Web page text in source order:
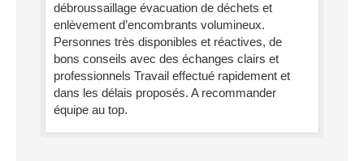
débroussaillage évacuation de déchets et
enlèvement d’encombrants volumineux.
Personnes très disponibles et réactives, de
bons conseils avec des échanges clairs et
professionnels Travail effectué rapidement et
dans les délais proposés. A recommander
équipe au top.